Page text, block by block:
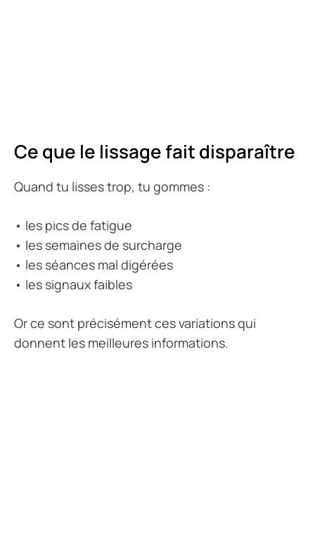
Ce que le lissage fait disparaître
Quand tu lisses trop, tu gommes :
• les pics de fatigue
• les semaines de surcharge
• les séances mal digérées
• les signaux faibles
Or ce sont précisément ces variations qui
donnent les meilleures informations.